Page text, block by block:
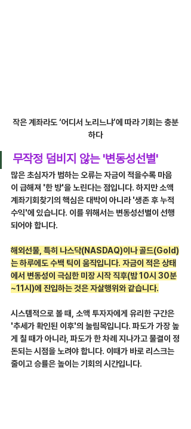
작은 계좌라도 ‘어디서 노리느냐’에 따라 기회는 충분
하다
무작정 덤비지 않는 '변동성선별'
많은 초심자가 범하는 오류는 자금이 적을수록 마음
이 급해져 '한 방'을 노린다는 점입니다. 하지만 소액
계좌기회찾기의 핵심은 대박이 아니라 '생존 후 누적
수익'에 있습니다. 이를 위해서는 변동성선별이 선행
되어야 합니다.
해외선물, 특히 나스닥(NASDAQ)이나 골드(Gold)
는 하루에도 수백 틱이 움직입니다. 자금이 적은 상태
에서 변동성이 극심한 미장 시작 직후(밤 10시 30분
~11시)에 진입하는 것은 자살행위와 같습니다.
시스템적으로 볼 때, 소액 투자자에게 유리한 구간은
'추세가 확인된 이후'의 눌림목입니다. 파도가 가장 높
게 칠 때가 아니라, 파도가 한 차례 지나가고 물결이 정
돈되는 시점을 노려야 합니다. 이때가 바로 리스크는
줄이고 승률은 높이는 기회의 시간입니다.